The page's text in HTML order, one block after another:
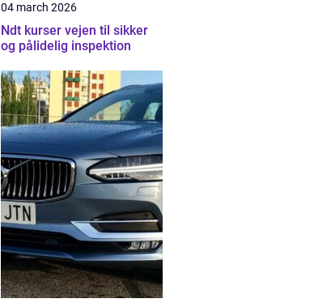
04 march 2026
Ndt kurser vejen til sikker
og pålidelig inspektion